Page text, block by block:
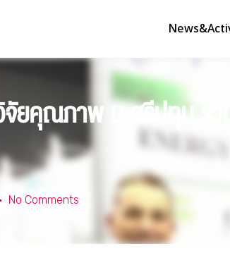
จัยคุณภาพ ม.ศรีปทุม ร่
No Comments